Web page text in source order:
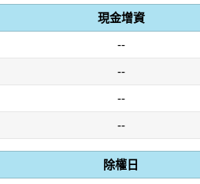
現金增資
--
--
--
--
除權日